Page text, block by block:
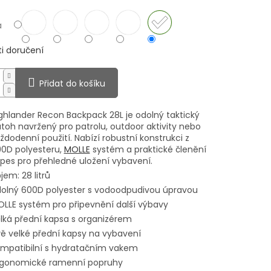
doručení
Přidat do košíku
Recon Backpack 28L je odolný taktický
navržený pro patrolu, outdoor aktivity nebo
použití. Nabízí robustní konstrukci z
polyesteru,MOLLE systém a praktické členění
pro přehledné uložení vybavení.
28 litrů
600D polyester s vodoodpudivou úpravou
systém pro připevnění další výbavy
přední kapsa s organizérem
velké přední kapsy na vybavení
s hydratačním vakem
ramenní popruhy